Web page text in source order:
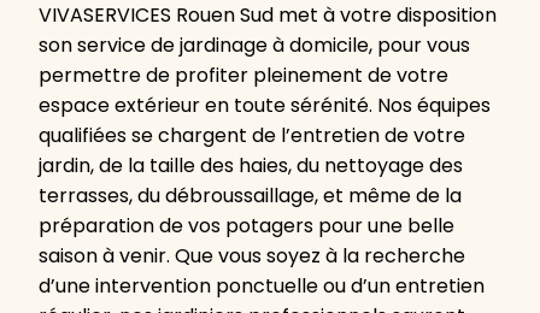
VIVASERVICES Rouen Sud met à votre disposition
son service de jardinage à domicile, pour vous
permettre de profiter pleinement de votre
espace extérieur en toute sérénité. Nos équipes
qualifiées se chargent de l’entretien de votre
jardin, de la taille des haies, du nettoyage des
terrasses, du débroussaillage, et même de la
préparation de vos potagers pour une belle
saison à venir. Que vous soyez à la recherche
d’une intervention ponctuelle ou d’un entretien